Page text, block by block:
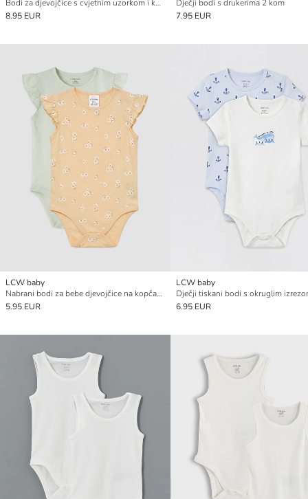
Bodi za djevojčice s cvjetnim uzorkom i kopčama (pakiranje od 2)
8.95 EUR
Dječji bodi s drukerima 2 kom
7.95 EUR
LCW baby
Nabrani bodi za bebe djevojčice na kopčanje, pakiranje od 2 komada
5.95 EUR
LCW baby
6.95 EUR